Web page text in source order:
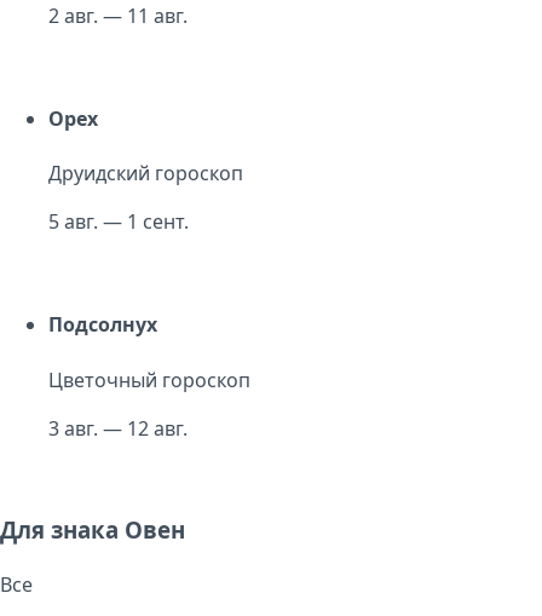
2 авг. — 11 авг.
Орех
Друидский гороскоп
5 авг. — 1 сент.
Подсолнух
Цветочный гороскоп
3 авг. — 12 авг.
Для знака Овен
Все